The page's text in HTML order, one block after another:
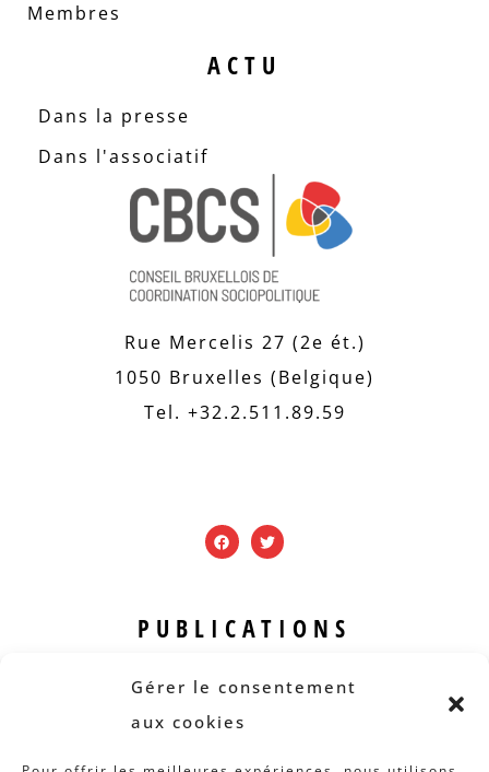
Gérer le consentement
aux cookies
Membres
ACTU
Dans la presse
Dans l'associatif
Rue Mercelis 27 (2e ét.)
1050 Bruxelles (Belgique)
Tel. +32.2.511.89.59
PUBLICATIONS
Revue B.I.S.
Rapports et analyses
Articles